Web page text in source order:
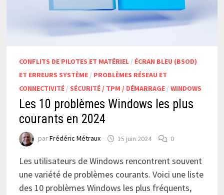
CONFLITS DE PILOTES ET MATÉRIEL/ ÉCRAN BLEU (BSOD)
ET ERREURS SYSTÈME/ PROBLÈMES RÉSEAU ET
CONNECTIVITÉ/ SÉCURITÉ / TPM / DÉMARRAGE/ WINDOWS
Les 10 problèmes Windows les plus
courants en 2024
parFrédéric Métraux 15 juin 2024 0
Les utilisateurs de Windows rencontrent souvent
une variété de problèmes courants. Voici une liste
des 10 problèmes Windows les plus fréquents,